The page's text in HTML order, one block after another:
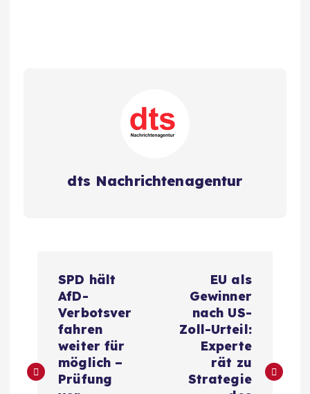
dts Nachrichtenagentur
t
SPD hält
AfD-
Verbotsver
fahren
weiter für
möglich –
Prüfung
EU als
Gewinner
nach US-
Zoll-Urteil:
Experte
rät zu
Strategie